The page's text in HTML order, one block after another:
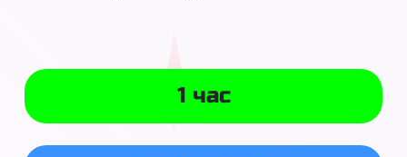
1 час